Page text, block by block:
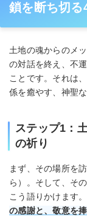
鎖を断ち切
土地の魂からのメ
の対話を終え、不
ことです。それは
係を癒やす、神聖な
ステップ1：
の祈り
まず、その場所を
ら）。そして、そ
こう語りかけます
の感謝と、敬意を